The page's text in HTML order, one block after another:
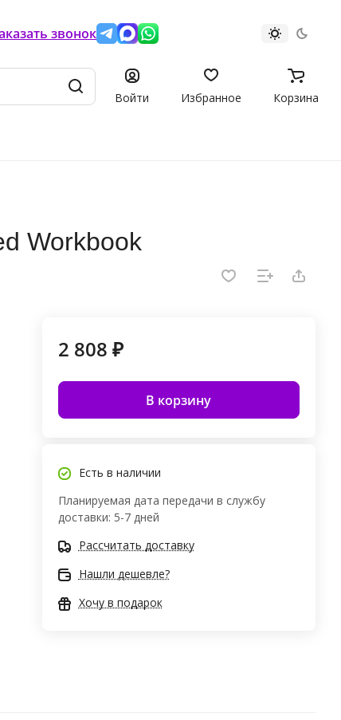
звонок
Войти Избранное Корзина
Workbook
2 808 ₽
В корзину
Есть в наличии
Планируемая дата передачи в службу
доставки: 5-7 дней
Рассчитать доставку
Нашли дешевле?
Хочу в подарок